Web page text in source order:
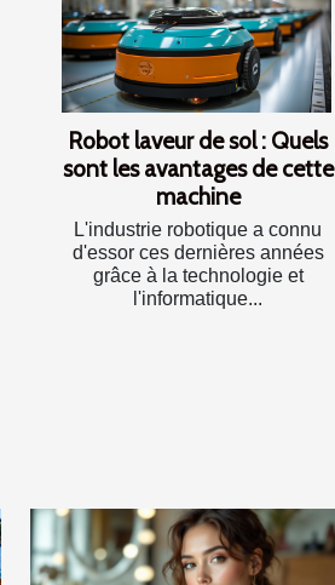
Robot laveur de sol : Quels
sont les avantages de cette
machine
L'industrie robotique a connu
d'essor ces dernières années
grâce à la technologie et
l'informatique...